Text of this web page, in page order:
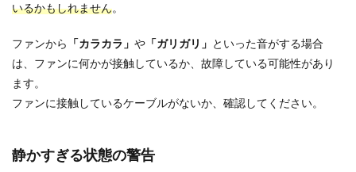
いるかもしれません。
ファンから 「カラカラ」 や 「ガリガリ」 といった音がする場合
は、ファンに何かが接触しているか、故障している可能性があり
ます。
ファンに接触しているケーブルがないか、確認してください。
静かすぎる状態の警告